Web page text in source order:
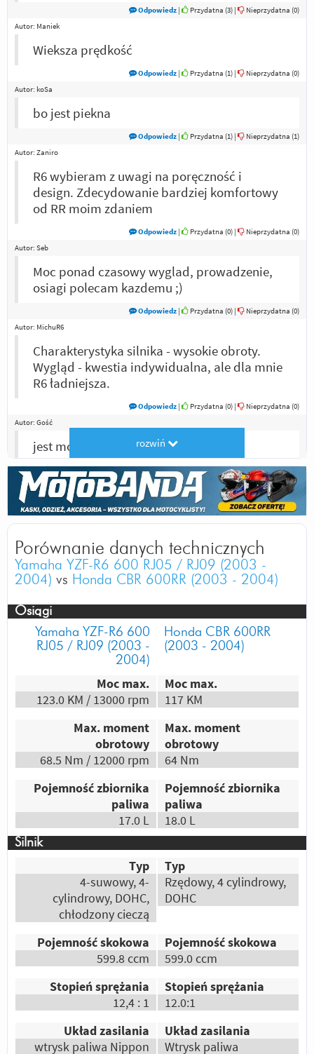
Odpowiedz | Przydatna (3) | Nieprzydatna (0)
Autor: Maniek
Wieksza prędkość
Odpowiedz | Przydatna (1) | Nieprzydatna (0)
Autor: koSa
bo jest piekna
Odpowiedz | Przydatna (1) | Nieprzydatna (1)
Autor: Zaniro
R6 wybieram z uwagi na poręczność i
design. Zdecydowanie bardziej komfortowy
od RR moim zdaniem
Odpowiedz | Przydatna (0) | Nieprzydatna (0)
Autor: Seb
Moc ponad czasowy wyglad, prowadzenie,
osiagi polecam kazdemu ;)
Odpowiedz | Przydatna (0) | Nieprzydatna (0)
Autor: MichuR6
Charakterystyka silnika - wysokie obroty.
Wygląd - kwestia indywidualna, ale dla mnie
R6 ładniejsza.
Odpowiedz | Przydatna (0) | Nieprzydatna (0)
Autor: Gość
jest moc
Odpowiedz| Przydatna (0)| Nieprzydatna (0)
Autor:Marian
Bo to Yamaha
Autor:AlexR6
charakterystyka silnika, design,
bezawaryjność. Moc na wysokich obrotach..
yamaha, marka sama w sobie
Odpowiedz Przydatna (0 | Nieprzydatna (
Kaill
Silnik chetniej wkreca sie na obroty bo
wyglad to sprawa indywidualna ...Pozdro
Odpowiedz| Przydatna (0)| Nieprzydatna (1)
Robi to co ma robić, czyli halas i znika za
zakrętem a honda jadąc za nią płacze i
Odpowiedz| Przydatna (
r6 prowadzi się najlepiej naj pewniej i wo
gule naj.... I nikt mi nie wmówi ze rr ma
wygodniejszą pozycje za kierownicą
Odpowiedz| Przydatna (
Wysokie obroty, piękny motocykl i
niezawodność.
Autor:Dźejson
Odpowiedz| Przydatna (0)| Nieprzydatna (1)
rozwiń
Porównanie danych technicznych
Yamaha YZF-R6 600 RJ05 / RJ09 (2003 -
2004) vs Honda CBR 600RR (2003 - 2004)
Osiągi
Yamaha YZF-R6 600
RJ05 / RJ09 (2003 -
2004)
Honda CBR 600RR
(2003 - 2004)
Moc max.
123.0 KM / 13000 rpm
117 KM
Moc max.
Max. moment
obrotowy
68.5 Nm / 12000 rpm
64 Nm
Max. moment
obrotowy
Pojemność zbiornika
paliwa
17.0 L
18.0 L
Pojemność zbiornika
paliwa
Silnik
Typ
4-suwowy, 4-
cylindrowy, DOHC,
chłodzony cieczą
Rzędowy, 4 cylindrowy,
DOHC
Typ
Pojemność skokowa
599.8 ccm
599.0 ccm
Pojemność skokowa
Stopień sprężania
12,4 : 1
12.0:1
Stopień sprężania
Układ zasilania
wtrysk paliwa Nippon
Wtrysk paliwa
Układ zasilania